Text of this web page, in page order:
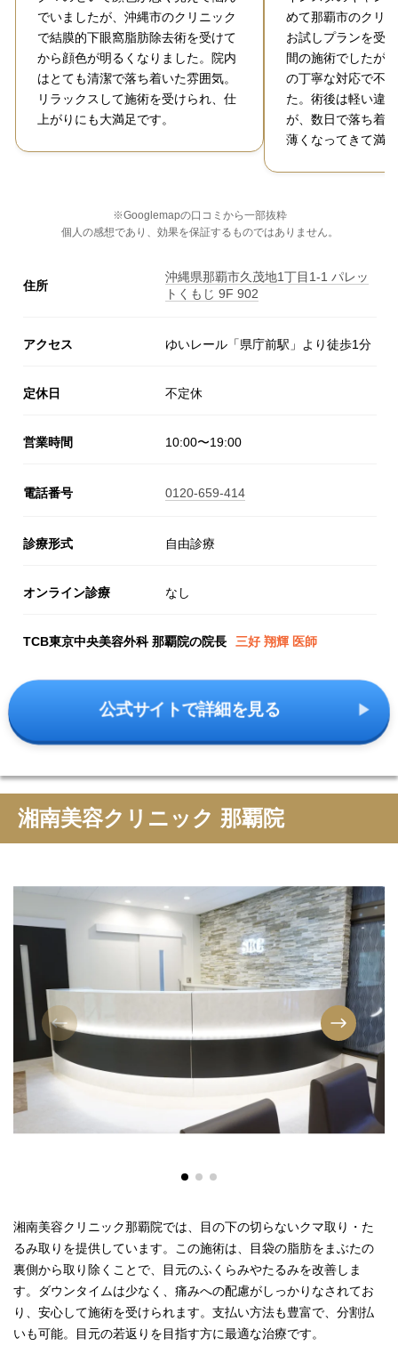
でいましたが、沖縄市のクリニック
で結膜的下眼窩脂肪除去術を受けて
から顔色が明るくなりました。院内
はとても清潔で落ち着いた雰囲気。
リラックスして施術を受けられ、仕
上がりにも大満足です。
めて那覇市のクリ
お試しプランを受
間の施術でしたが
の丁寧な対応で不
た。術後は軽い違
が、数日で落ち着
薄くなってきて満
※Googlemapの口コミから一部抜粋
個人の感想であり、効果を保証するものではありません。
住所
沖縄県那覇市久茂地1丁目1-1 パレッ
トくもじ 9F 902
アクセス ゆいレール「県庁前駅」より徒歩1分
定休日 不定休
営業時間 10:00〜19:00
電話番号 0120-659-414
診療形式 自由診療
オンライン診療 なし
TCB東京中央美容外科 那覇院の院長 三好 翔輝 医師
公式サイトで詳細を見る
湘南美容クリニック 那覇院
湘南美容クリニック那覇院では、目の下の切らないクマ取り・た
るみ取りを提供しています。この施術は、目袋の脂肪をまぶたの
裏側から取り除くことで、目元のふくらみやたるみを改善しま
す。ダウンタイムは少なく、痛みへの配慮がしっかりなされてお
り、安心して施術を受けられます。支払い方法も豊富で、分割払
いも可能。目元の若返りを目指す方に最適な治療です。